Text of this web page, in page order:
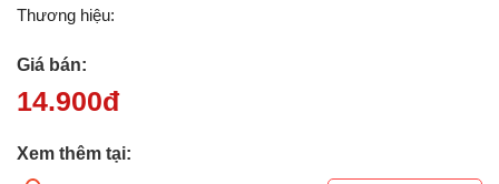
Thương hiệu:
Giá bán:
14.900đ
Xem thêm tại: